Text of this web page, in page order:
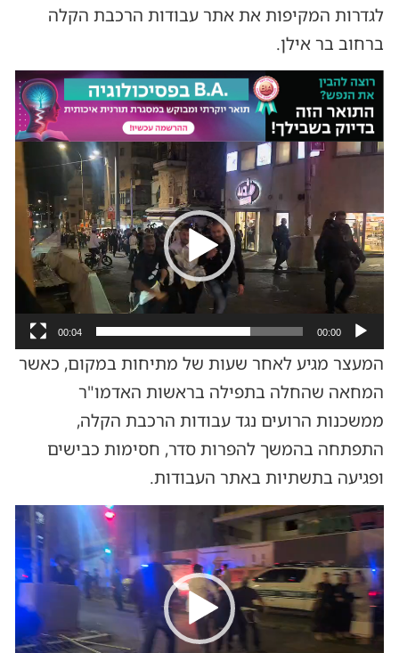
לגדרות המקיפות את אתר עבודות הרכבת הקלה
ברחוב בר אילן.
נגן
00:00
00:04
המעצר מגיע לאחר שעות של מתיחות במקום, כאשר
המחאה שהחלה בתפילה בראשות האדמו"ר
ממשכנות הרועים נגד עבודות הרכבת הקלה,
התפתחה בהמשך להפרות סדר, חסימות כבישים
ופגיעה בתשתיות באתר העבודות.
נגן
וידאו